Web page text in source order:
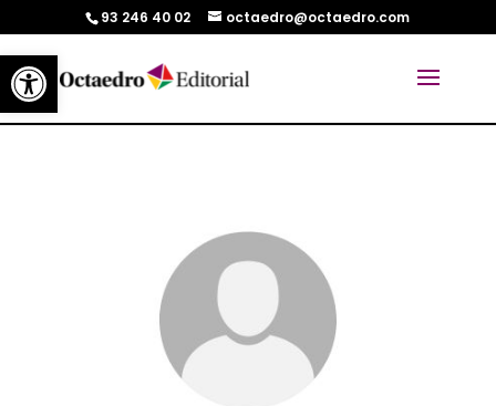
Abrir barra de herramientas
93 246 40 02 octaedro@octaedro.com